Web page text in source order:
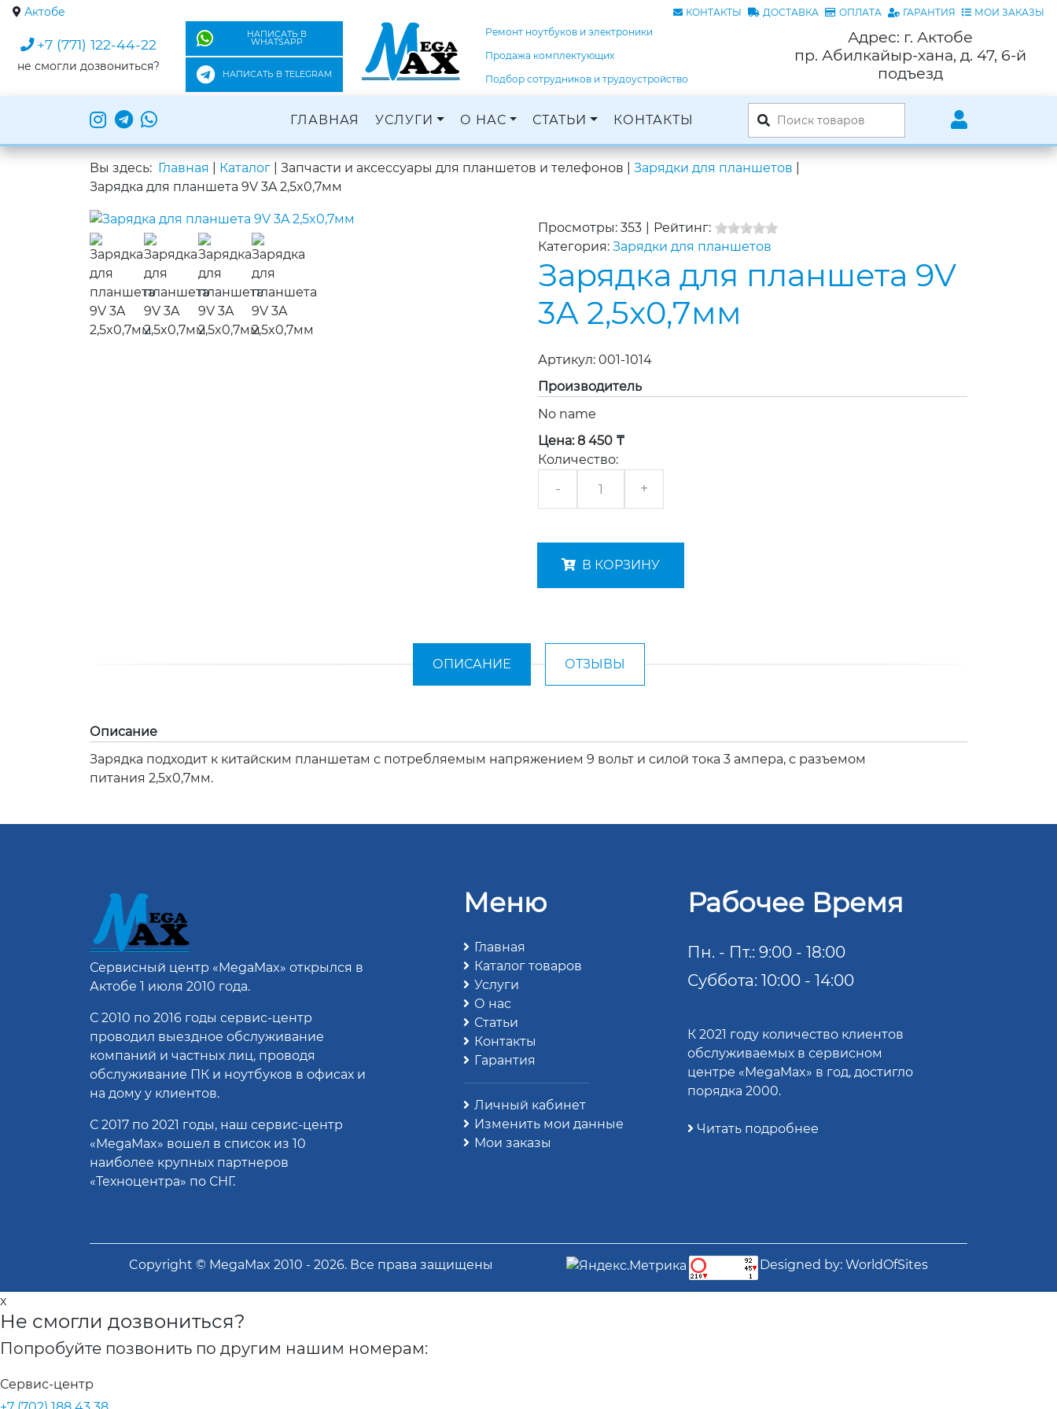
Актобе КОНТАКТЫ ДОСТАВКА ОПЛАТА ГАРАНТИЯ МОИ ЗАКАЗЫ
+7 (771) 122-44-22
не смогли дозвониться?
НАПИСАТЬ В
WHATSAPP
НАПИСАТЬ В TELEGRAM
Ремонт ноутбуков и электроники
Продажа комплектующих
Подбор сотрудников и трудоустройство
Адрес: г. Актобе
пр. Абилкайыр-хана, д. 47, 6-й
подъезд
ГЛАВНАЯ УСЛУГИ О НАС СТАТЬИ КОНТАКТЫ
Вы здесь: Главная Каталог Запчасти и аксессуары для планшетов и телефонов Зарядки для планшетов
Зарядка для планшета 9V 3A 2,5x0,7мм
Просмотры: 353
Рейтинг:
Категория: Зарядки для планшетов
Зарядка для планшета 9V
3A 2,5x0,7мм
Артикул: 001-1014
Производитель
No name
Цена: 8 450 ₸
Количество:
- +
В КОРЗИНУ
ОПИСАНИЕ ОТЗЫВЫ
Описание
Зарядка подходит к китайским планшетам с потребляемым напряжением 9 вольт и силой тока 3 ампера, с разъемом
питания 2,5x0,7мм.
Сервисный центр «MegaMax» открылся в
Актобе 1 июля 2010 года.
С 2010 по 2016 годы сервис-центр
проводил выездное обслуживание
компаний и частных лиц, проводя
обслуживание ПК и ноутбуков в офисах и
на дому у клиентов.
С 2017 по 2021 годы, наш сервис-центр
«MegaMax» вошел в список из 10
наиболее крупных партнеров
«Техноцентра» по СНГ.
Меню
Главная
Каталог товаров
Услуги
О нас
Статьи
Контакты
Гарантия
Личный кабинет
Изменить мои данные
Мои заказы
Рабочее Время
Пн. - Пт.: 9:00 - 18:00
Суббота: 10:00 - 14:00
К 2021 году количество клиентов
обслуживаемых в сервисном
центре «MegaMax» в год, достигло
порядка 2000.
Читать подробнее
Copyright © MegaMax 2010 - 2026. Все права защищены Designed by: WorldOfSites
x
Не смогли дозвониться?
Попробуйте позвонить по другим нашим номерам:
Сервис-центр